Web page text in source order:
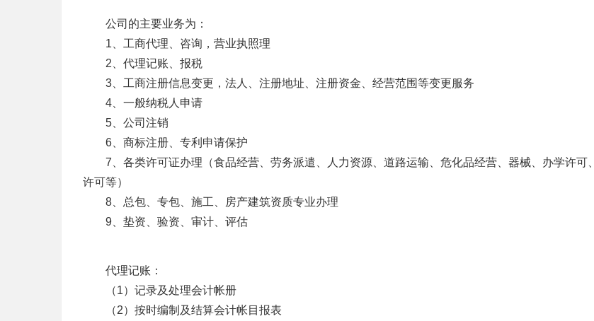
公司的主要业务为：
1、工商代理、咨询，营业执照理
2、代理记账、报税
3、工商注册信息变更，法人、注册地址、注册资金、经营范围等变更服务
4、一般纳税人申请
5、公司注销
6、商标注册、专利申请保护
7、各类许可证办理（食品经营、劳务派遣、人力资源、道路运输、危化品经营、器械、办学许可
许可等）
8、总包、专包、施工、房产建筑资质专业办理
9、垫资、验资、审计、评估
代理记账：
（1）记录及处理会计帐册
（2）按时编制及结算会计帐目报表